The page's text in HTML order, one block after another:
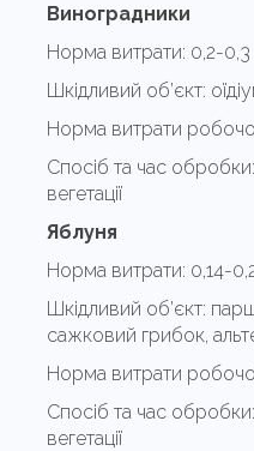
Виноградники
Норма витрати: 0,2-0,3
Шкідливий об’єкт:
Норма витрати
Спосіб та час обробки:
вегетації
Яблуня
Норма витрати: 0,14-
Шкідливий об’єкт:
сажковий грибок,
Норма витрати
Спосіб та час обробки:
вегетації